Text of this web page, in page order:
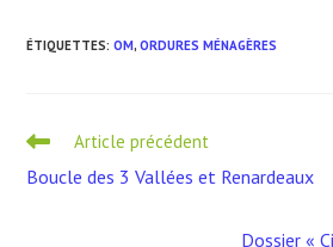
ÉTIQUETTES:OM, ORDURES MÉNAGÈRES
Read
articles
Article précédent
Boucle des 3 Vallées et Renardeaux
Dossier «